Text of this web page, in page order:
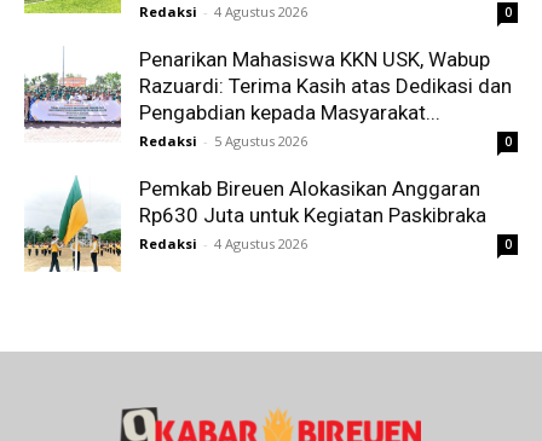
Redaksi - 4 Agustus 2026 0
Penarikan Mahasiswa KKN USK, Wabup
Razuardi: Terima Kasih atas Dedikasi dan
Pengabdian kepada Masyarakat...
Redaksi - 5 Agustus 2026 0
Pemkab Bireuen Alokasikan Anggaran
Rp630 Juta untuk Kegiatan Paskibraka
Redaksi - 4 Agustus 2026 0